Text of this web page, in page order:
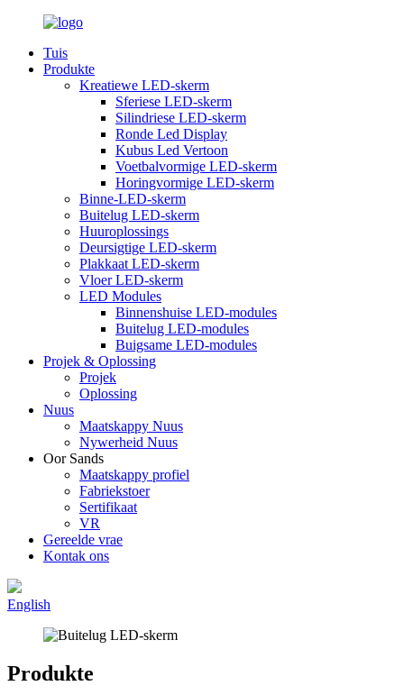
Tuis
Produkte
Kreatiewe LED-skerm
Sferiese LED-skerm
Silindriese LED-skerm
Ronde Led Display
Kubus Led Vertoon
Voetbalvormige LED-skerm
Horingvormige LED-skerm
Binne-LED-skerm
Buitelug LED-skerm
Huuroplossings
Deursigtige LED-skerm
Plakkaat LED-skerm
Vloer LED-skerm
LED Modules
Binnenshuise LED-modules
Buitelug LED-modules
Buigsame LED-modules
Projek & Oplossing
Projek
Oplossing
Nuus
Maatskappy Nuus
Nywerheid Nuus
Oor Sands
Maatskappy profiel
Fabriekstoer
Sertifikaat
VR
Gereelde vrae
Kontak ons
English
Produkte